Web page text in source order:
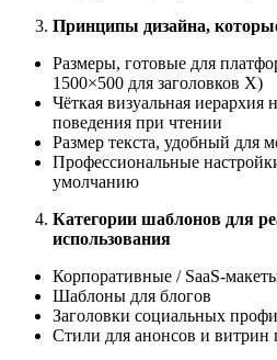
Принципы дизайна,
Размеры, готовые для
1500×500 для заголовков X)
Чёткая визуальная иерархия
поведения при чтении
Размер текста, удобный для
Профессиональные
умолчанию
Категории шаблонов для
использования
Корпоративные / SaaS-
Шаблоны для блогов
Заголовки социальных
Стили для анонсов и витрин